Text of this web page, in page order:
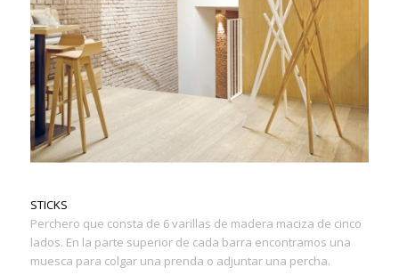
STICKS
Perchero que consta de 6 varillas de madera maciza de cinco
lados. En la parte superior de cada barra encontramos una
muesca para colgar una prenda o adjuntar una percha.